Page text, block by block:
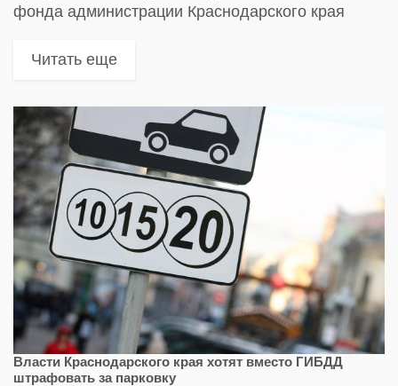
фонда администрации Краснодарского края
Читать еще
Власти Краснодарского края хотят вместо ГИБДД
штрафовать за парковку